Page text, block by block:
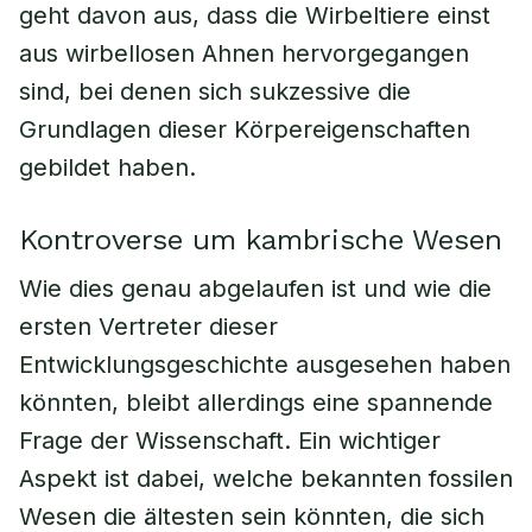
geht davon aus, dass die Wirbeltiere einst
aus wirbellosen Ahnen hervorgegangen
sind, bei denen sich sukzessive die
Grundlagen dieser Körpereigenschaften
gebildet haben.
Kontroverse um kambrische Wesen
Wie dies genau abgelaufen ist und wie die
ersten Vertreter dieser
Entwicklungsgeschichte ausgesehen haben
könnten, bleibt allerdings eine spannende
Frage der Wissenschaft. Ein wichtiger
Aspekt ist dabei, welche bekannten fossilen
Wesen die ältesten sein könnten, die sich